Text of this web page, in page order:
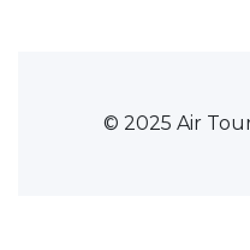
© 2025 Air